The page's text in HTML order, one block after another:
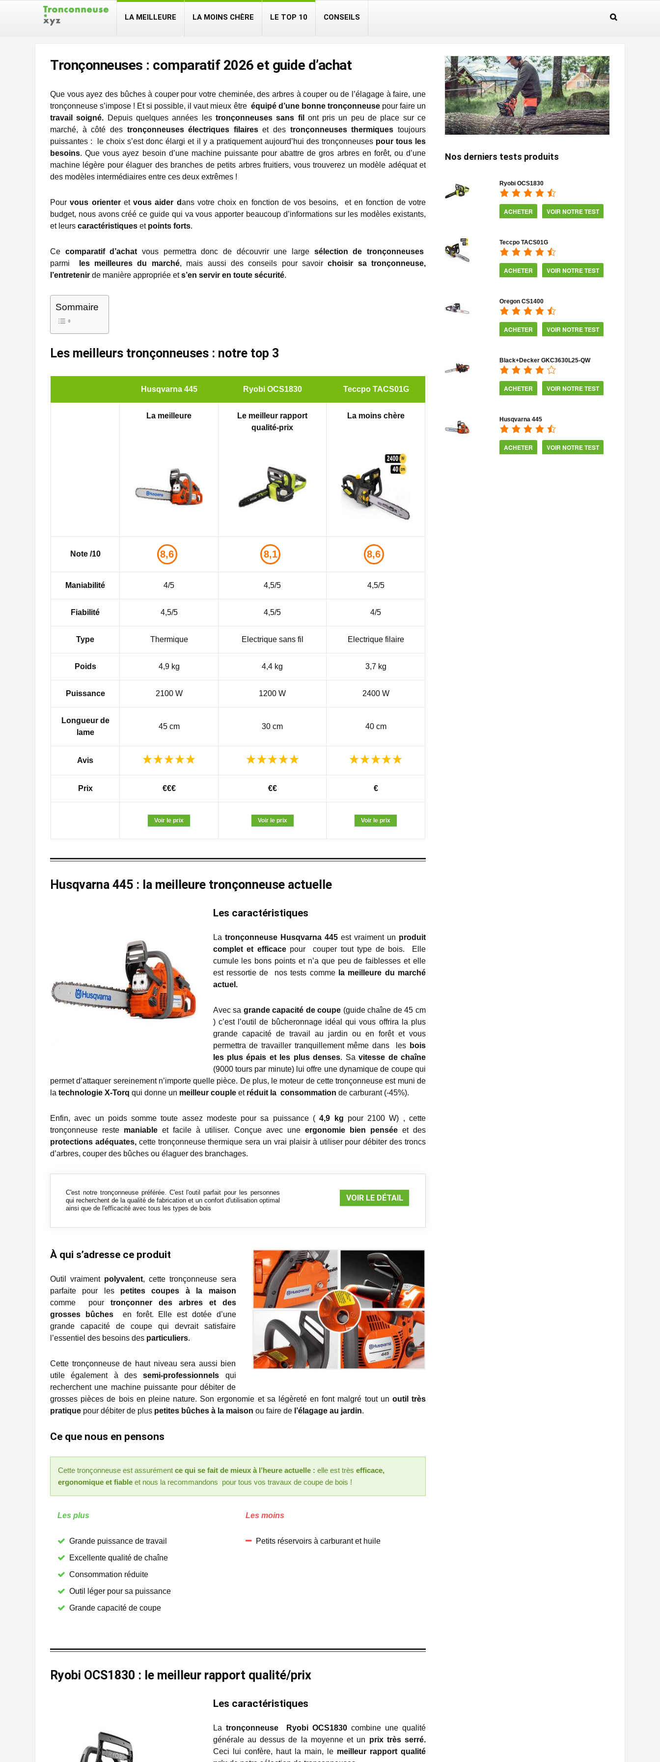
LA MEILLEURE LA MOINS CHÈRE LE TOP 10 CONSEILS
Tronçonneuses : comparatif 2026 et guide d’achat
Que vous ayez des bûches à couper pour votre cheminée, des arbres à couper ou de l’élagage à faire, une
tronçonneuse s’impose ! Et si possible, il vaut mieux être équipé d’une bonne tronçonneuse pour faire un
travail soigné. Depuis quelques années les tronçonneuses sans fil
ont pris un peu de place sur ce
marché, à côté destronçonneuses électriques filaireset des tronçonneuses thermiques toujours
puissantes : le choix s’est donc élargi et il y a pratiquement aujourd’hui des tronçonneuses pour tous les
besoins. Que vous ayez besoin d’une machine puissante pour abattre de gros arbres en forêt, ou d’une
machine légère pour élaguer des branches de petits arbres fruitiers, vous trouverez un modèle adéquat et
des modèles intermédiaires entre ces deux extrêmes !
Pourvous orienteretvous aider dans votre choix en fonction de vos besoins, et en fonction de votre
budget, nous avons créé ce guide qui va vous apporter beaucoup d’informations sur les modèles existants,
et leurs caractéristiques et points forts.
Ce comparatif d’achat vous permettra donc de découvrir une large sélection de tronçonneuses
parmi
les meilleures du marché, mais aussi des conseils pour savoirchoisir sa tronçonneuse,
l’entretenir de manière appropriée ets’en servir en toute sécurité.
Sommaire
Les meilleurs tronçonneuses : notre top 3
Husqvarna 445 Ryobi OCS1830 Teccpo TACS01G
La meilleure
Le meilleur rapport
qualité-prix
La moins chère
Note /10 8,6 8,1 8,6
Maniabilité 4/5 4,5/5 4,5/5
Fiabilité 4,5/5 4,5/5 4/5
Type Thermique Electrique sans fil Electrique filaire
Poids 4,9 kg 4,4 kg 3,7 kg
Puissance 2100 W 1200 W 2400 W
Longueur de
lame
45 cm 30 cm 40 cm
Avis
Prix €€€ €€ €
Voir le prix Voir le prix Voir le prix
Husqvarna 445 : la meilleure tronçonneuse actuelle
Les caractéristiques
La tronçonneuse Husqvarna 445est vraiment un produit
complet et efficace pour couper tout type de bois. Elle
cumule les bons points et n’a que peu de faiblesses et elle
est ressortie de nos tests comme la meilleure du marché
actuel.
Avec sa grande capacité de coupe (guide chaîne de 45 cm
) c’est l’outil de bûcheronnage idéal qui vous offrira la plus
grande capacité de travail au jardin ou en forêt et vous
permettra de travailler tranquillement même dans les bois
les plus épais et les plus denses. Savitesse de chaîne
(9000 tours par minute) lui offre une dynamique de coupe qui
permet d’attaquer sereinement n’importe quelle pièce. De plus, le moteur de cette tronçonneuse est muni de
la technologie X-Torq qui donne un meilleur couple et réduit la consommation de carburant (-45%).
Enfin, avec un poids somme toute assez modeste pour sa puissance (4,9 kg pour 2100 W) , cette
tronçonneuse reste maniable et facile à utiliser. Conçue avec une ergonomie bien penséeet des
protections adéquates,cette tronçonneuse thermique sera un vrai plaisir à utiliser pour débiter des troncs
d’arbres, couper des bûches ou élaguer des branchages.
C'est notre tronçonneuse préférée. C'est l'outil parfait pour les personnes
qui recherchent de la qualité de fabrication et un confort d'utilisation optimal
ainsi que de l'efficacité avec tous les types de bois
VOIR LE DÉTAIL
À qui s’adresse ce produit
Outil vraiment polyvalent, cette tronçonneuse sera
parfaite pour les petites coupes à la maison
comme pour tronçonner des arbres et des
grosses bûchesen forêt. Elle est dotée d’une
grande capacité de coupe qui devrait satisfaire
l’essentiel des besoins des particuliers.
Cette tronçonneuse de haut niveau sera aussi bien
utile également à dessemi-professionnels qui
recherchent une machine puissante pour débiter de
grosses pièces de bois en pleine nature. Son ergonomie et sa légèreté en font malgré tout un outil très
pratique pour débiter de plus petites bûches à la maison ou faire de l’élagage au jardin.
Ce que nous en pensons
Cette tronçonneuse est assurément ce qui se fait de mieux à l’heure actuelle : elle est très efficace,
ergonomique et fiable et nous la recommandons pour tous vos travaux de coupe de bois !
Les plus
Grande puissance de travail
Excellente qualité de chaîne
Consommation réduite
Outil léger pour sa puissance
Grande capacité de coupe
Les moins
Petits réservoirs à carburant et huile
Ryobi OCS1830 : le meilleur rapport qualité/prix
Les caractéristiques
La tronçonneuse Ryobi OCS1830combine une qualité
générale au dessus de la moyenne et un prix très serré.
Ceci lui confère, haut la main, le meilleur rapport qualité
Nos derniers tests produits
Ryobi OCS1830
ACHETER VOIR NOTRE TEST
Teccpo TACS01G
ACHETER VOIR NOTRE TEST
Oregon CS1400
ACHETER VOIR NOTRE TEST
Black+Decker GKC3630L25-QW
ACHETER VOIR NOTRE TEST
Husqvarna 445
ACHETER VOIR NOTRE TEST